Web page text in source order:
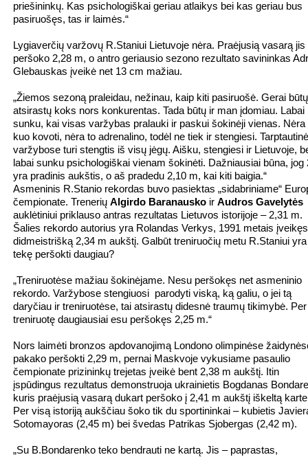
priešininkų. Kas psichologiškai geriau atlaikys bei kas geriau bus
pasiruošęs, tas ir laimės.“
Lygiaverčių varžovų R.Staniui Lietuvoje nėra. Praėjusią vasarą jis
peršoko 2,28 m, o antro geriausio sezono rezultato savininkas
Glebauskas įveikė net 13 cm mažiau.
„Žiemos sezoną praleidau, nežinau, kaip kiti pasiruošė. Gerai
atsirastų koks nors konkurentas. Tada būtų ir man įdomiau. Labai
sunku, kai visas varžybas pralauki ir paskui šokinėji vienas. Nėra
kuo kovoti, nėra to adrenalino, todėl ne tiek ir stengiesi.
varžybose turi stengtis iš visų jėgų. Aišku, stengiesi ir Lietuvoje,
labai sunku psichologiškai vienam šokinėti. Dažniausiai būna, jog
yra pradinis aukštis, o aš pradedu 2,10 m, kai kiti baigia.“
Asmeninis R.Stanio rekordas buvo pasiektas „sidabriniame“
čempionate. Trenerių Algirdo Baranausko ir Audros Gavelytės
auklėtiniui priklauso antras rezultatas Lietuvos istorijoje – 2,31 m.
Šalies rekordo autorius yra Rolandas Verkys, 1991 metais įveikęs
didmeistrišką 2,34 m aukštį. Galbūt treniruočių metu R.Staniui yra
tekę peršokti daugiau?
„Treniruotėse mažiau šokinėjame. Nesu peršokęs net asmeninio
rekordo. Varžybose stengiuosi parodyti viską, ką galiu, o jei tą
daryčiau ir treniruotėse, tai atsirastų didesnė traumų tikimybė. Per
treniruotę daugiausiai esu peršokęs 2,25 m.“
Nors laimėti bronzos apdovanojimą Londono olimpinėse
pakako peršokti 2,29 m, pernai Maskvoje vykusiame pasaulio
čempionate prizininkų trejetas įveikė bent 2,38 m aukštį. Itin
įspūdingus rezultatus demonstruoja ukrainietis Bogdanas
kuris praėjusią vasarą dukart peršoko į 2,41 m aukštį iškeltą
Per visą istoriją aukščiau šoko tik du sportininkai – kubietis
Sotomayoras (2,45 m) bei švedas Patrikas Sjobergas (2,42 m).
„Su B.Bondarenko teko bendrauti ne kartą. Jis – paprastas,